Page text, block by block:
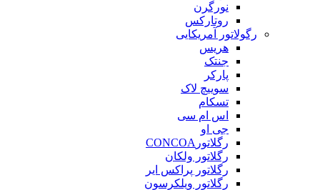
نورگرن
روتارکس
رگولاتور آمریکایی
هریس
جنتک
پارکر
سوییچ لاک
تسکام
اس ام سی
جی او
رگلاتورCONCOA
رگلاتور ولکان
رگلاتور پراکس ایر
رگلاتور ویلکرسون